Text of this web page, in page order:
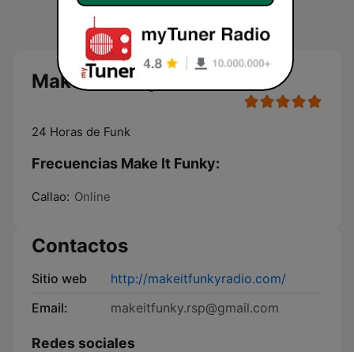
Make It Funky
24 Horas de Funk
Frecuencias Make It Funky:
Callao: Online
Contactos
Sitio web
http://makeitfunkyradio.com/
Email:
makeitfunky.rsp@gmail.com
Redes sociales